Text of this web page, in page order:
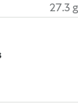
27.3 g